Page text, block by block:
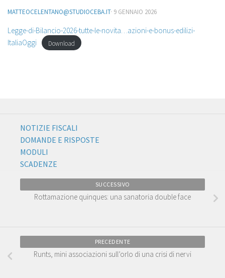
MATTEOCELENTANO@STUDIOCEBA.IT· 9 GENNAIO 2026
Legge-di-Bilancio-2026-tutte-le-novita…azioni-e-bonus-edilizi-
ItaliaOggi
Download
NOTIZIE FISCALI
DOMANDE E RISPOSTE
MODULI
SCADENZE
SUCCESSIVO
Rottamazione quinques: una sanatoria double face
PRECEDENTE
Runts, mini associazioni sull’orlo di una crisi di nervi